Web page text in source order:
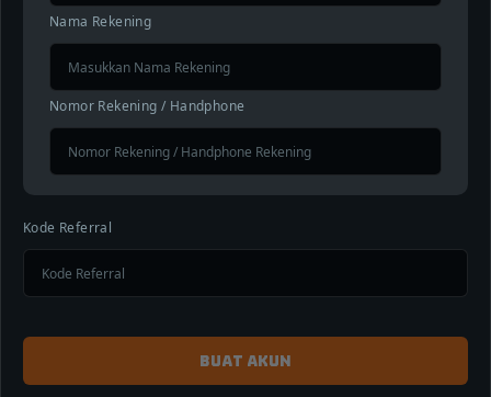
Nama Rekening
Nomor Rekening / Handphone
Kode Referral
BUAT AKUN